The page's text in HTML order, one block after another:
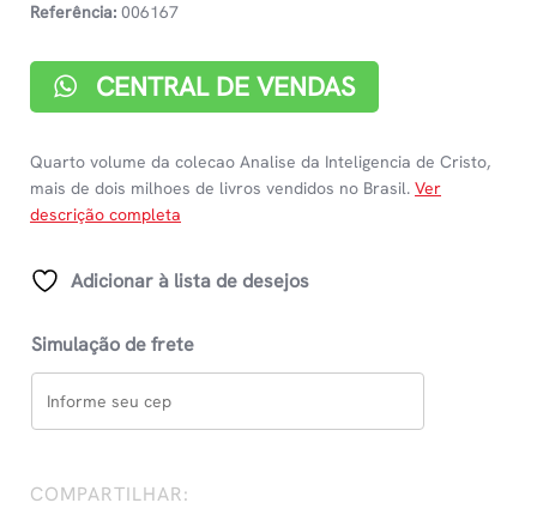
Referência: 006167
CENTRAL DE VENDAS
Quarto volume da colecao Analise da Inteligencia de Cristo,
mais de dois milhoes de livros vendidos no Brasil. Ver
descrição completa
Adicionar à lista de desejos
Simulação de frete
COMPARTILHAR: